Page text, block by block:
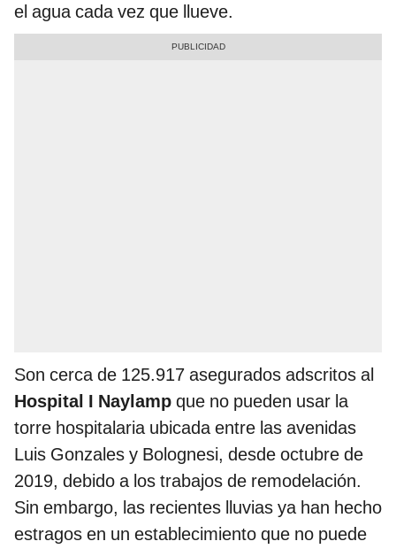
el agua cada vez que llueve.
Son cerca de 125.917 asegurados adscritos al
Hospital I Naylamp que no pueden usar la
torre hospitalaria ubicada entre las avenidas
Luis Gonzales y Bolognesi, desde octubre de
2019, debido a los trabajos de remodelación.
Sin embargo, las recientes lluvias ya han hecho
estragos en un establecimiento que no puede